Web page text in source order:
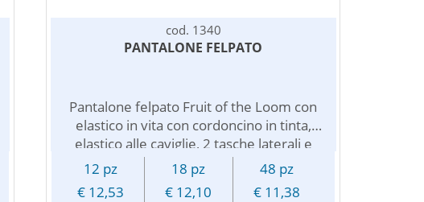
cod. 1340
PANTALONE FELPATO
Pantalone felpato Fruit of the Loom con
elastico in vita con cordoncino in tinta,
elastico alle caviglie, 2 tasche laterali e
felpato internamente. Personalizzabile
con il logo, una stampa pubblicitaria, un
12 pz 18 pz
48 pz
€ 12,53
€ 12,10 € 11,38